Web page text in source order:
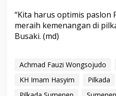
“Kita harus optimis paslon
meraih kemenangan di
Busaki. (md)
Achmad Fauzi Wongsojudo
KH Imam Hasyim
Pilkada